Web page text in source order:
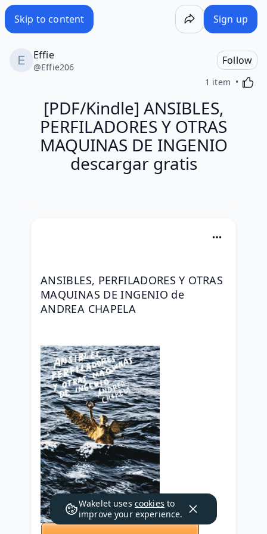
Skip to content Sign up
Effie
@Effie206
Follow
1 item
[PDF/Kindle] ANSIBLES,
PERFILADORES Y OTRAS
MAQUINAS DE INGENIO
descargar gratis
ANSIBLES, PERFILADORES Y OTRAS
MAQUINAS DE INGENIO de
ANDREA CHAPELA
Wakelet uses cookies to
improve your experience.